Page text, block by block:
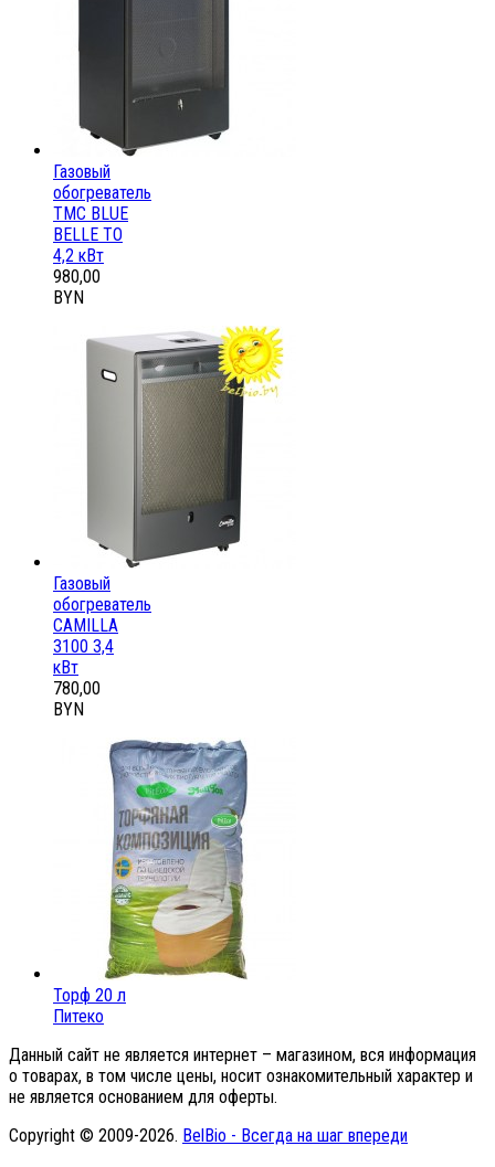
Газовый
обогреватель
ТМС BLUE
BELLE ТО
4,2 кВт
980,00
BYN
Газовый
обогреватель
CAMILLA
3100 3,4
кВт
780,00
BYN
Торф 20 л
Питеко
Данный сайт не является интернет – магазином, вся информация
о товарах, в том числе цены, носит ознакомительный характер и
не является основанием для оферты.
Copyright © 2009-2026. BelBio - Всегда на шаг впереди